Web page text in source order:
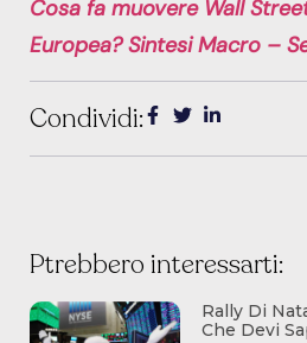
Cosa fa muovere Wall
Europea? Sintesi Macro –
Condividi:
Ptrebbero interessarti:
Rally Di
Che Devi